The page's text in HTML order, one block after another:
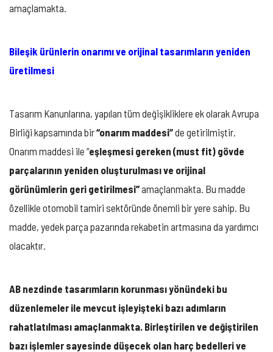
amaçlamakta.
Bileşik ürünlerin onarımı ve orijinal tasarımların yeniden
üretilmesi
Tasarım Kanunlarına, yapılan tüm değişikliklere ek olarak Avrupa
Birliği kapsamında bir“onarım maddesi”de getirilmiştir.
Onarım maddesi ile “eşleşmesi gereken (must fit) gövde
parçalarının yeniden oluşturulması ve orijinal
görünümlerin geri getirilmesi’’amaçlanmakta. Bu madde
özellikle otomobil tamiri sektöründe önemli bir yere sahip. Bu
madde, yedek parça pazarında rekabetin artmasına da yardımcı
olacaktır.
AB nezdinde tasarımların korunması yönündeki bu
düzenlemeler ile mevcut işleyişteki bazı adımların
rahatlatılması amaçlanmakta. Birleştirilen ve değiştirilen
bazı işlemler sayesinde düşecek olan harç bedelleri ve